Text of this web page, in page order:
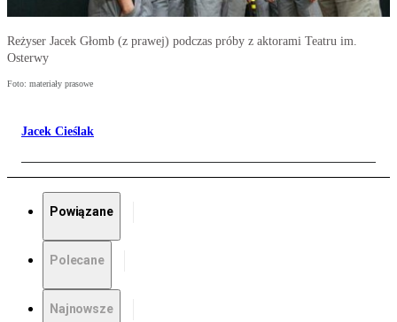
Reżyser Jacek Głomb (z prawej) podczas próby z aktorami Teatru im.
Osterwy
Foto: materiały prasowe
Jacek Cieślak
Powiązane
Polecane
Najnowsze